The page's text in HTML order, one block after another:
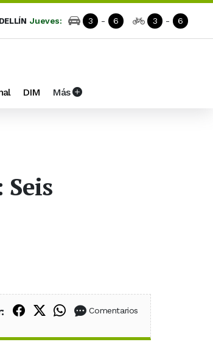
Jueves: 3 - 6 3 - 6
DIM Más
Compartir en Facebook
Compartir en X (Twitter)
Compartir en WhatsApp
Comentarios